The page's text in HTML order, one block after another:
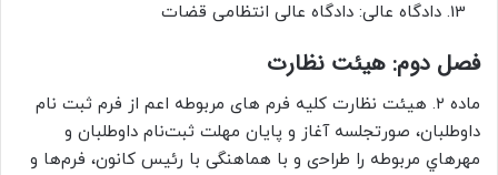
ﺩﺍﺩﮔﺎﻩ عالی: ﺩﺍﺩﮔﺎﻩ عالی انتظامی ﻗﻀﺎﺕ
ﻓﺼﻞ ﺩﻭﻡ: هیئت ﻧﻈﺎﺭﺕ
ﻣﺎﺩه ۲. هیئت ﻧﻈﺎﺭﺕ کلیه فرم های ﻣﺮﺑﻮﻃﻪ اعم از ﻓﺮﻡ ثبت نام
ﺩﺍﻭﻃﻠﺒﺎﻥ، صورتجلسه ﺁﻏﺎﺯ ﻭ ﭘﺎﻳﺎﻥ ﻣﻬﻠﺖ ﺛﺒﺖ‌ﻧﺎﻡ ﺩﺍﻭﻃﻠﺒﺎﻥ ﻭ
ﻣﻬﺮﻫﺎﻱ ﻣﺮﺑﻮﻃﻪ ﺭﺍ ﻃﺮﺍﺣی ﻭ ﺑﺎ هماهنگی ﺑﺎ ﺭﺋﻴﺲ ﻛﺎﻧﻮﻥ، ﻓﺮﻡﻫﺎ ﻭ